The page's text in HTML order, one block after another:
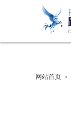
网站首页 ＞